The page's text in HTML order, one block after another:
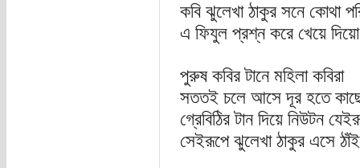
কবি ঝুলেখা ঠাকুর সনে কোথা
এ ফিযুল প্রশ্ন করে খেয়ে
পুরুষ কবির টানে মহিলা কবিরা
সততই চলে আসে দূর হতে
গ্রেবিঠির টান দিয়ে নিউটন
সেইরূপে ঝুলেখা ঠাকুর এসে